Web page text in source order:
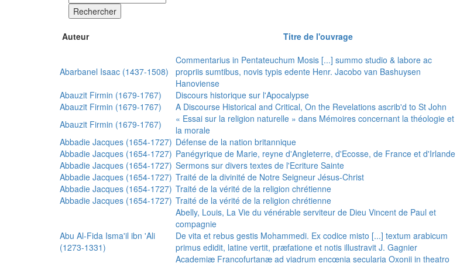
Rechercher
Auteur Titre de l'ouvrage
Abarbanel Isaac (1437-1508)
Commentarius in Pentateuchum Mosis [...] summo studio & labore ac
propriis sumtibus, novis typis edente Henr. Jacobo van Bashuysen
Hanoviense
Abauzit Firmin (1679-1767)
Discours historique sur l'Apocalypse
Abauzit Firmin (1679-1767)
A Discourse Historical and Critical, On the Revelations ascrib'd to St John
Abauzit Firmin (1679-1767)
« Essai sur la religion naturelle » dans Mémoires concernant la théologie et
la morale
Abbadie Jacques (1654-1727) Défense de la nation britannique
Abbadie Jacques (1654-1727) Panégyrique de Marie, reyne d'Angleterre, d'Ecosse, de France et d'Irlande
Abbadie Jacques (1654-1727) Sermons sur divers textes de l'Ecriture Sainte
Abbadie Jacques (1654-1727) Traité de la divinité de Notre Seigneur Jésus-Christ
Abbadie Jacques (1654-1727) Traité de la vérité de la religion chrétienne
Abbadie Jacques (1654-1727) Traité de la vérité de la religion chrétienne
Abelly, Louis, La Vie du vénérable serviteur de Dieu Vincent de Paul et
compagnie
Abu Al-Fida Isma'il ibn 'Ali
(1273-1331)
De vita et rebus gestis Mohammedi. Ex codice misto [...] textum arabicum
primus edidit, latine vertit, præfatione et notis illustravit J. Gagnier
Academiæ Francofurtanæ ad viadrum encœnia secularia Oxonii in theatro